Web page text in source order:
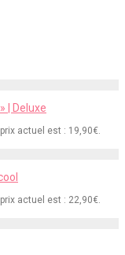
| Deluxe
prix actuel est : 19,90€.
prix actuel est : 22,90€.